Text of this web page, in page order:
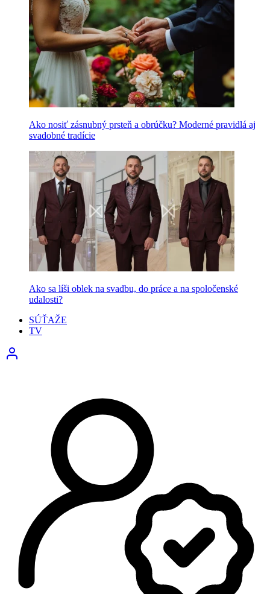
Ako nosiť zásnubný prsteň a obrúčku? Moderné pravidlá aj
svadobné tradície
Ako sa líši oblek na svadbu, do práce a na spoločenské
udalosti?
SÚŤAŽE
TV